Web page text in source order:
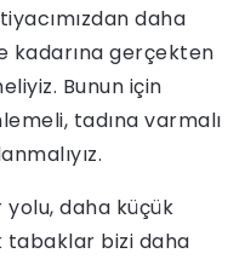
daha
kadarına gerçekten
Bunun için
tadına varmalı
yolu, daha küçük
tabaklar bizi daha